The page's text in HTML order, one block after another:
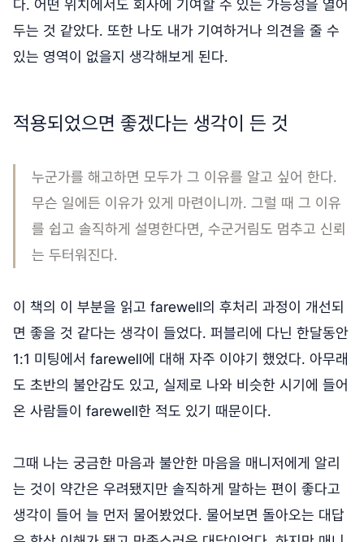
다. 어떤 위치에서도 회사에 기여할 수 있는 가능성을 열어
두는 것 같았다. 또한 나도 내가 기여하거나 의견을 줄 수
있는 영역이 없을지 생각해보게 된다.
적용되었으면 좋겠다는 생각이 든 것
누군가를 해고하면 모두가 그 이유를 알고 싶어 한다.
무슨 일에든 이유가 있게 마련이니까. 그럴 때 그 이유
를 쉽고 솔직하게 설명한다면, 수군거림도 멈추고 신뢰
는 두터워진다.
이 책의 이 부분을 읽고 farewell의 후처리 과정이 개선되
면 좋을 것 같다는 생각이 들었다. 퍼블리에 다닌 한달동안
1:1 미팅에서 farewell에 대해 자주 이야기 했었다. 아무래
도 초반의 불안감도 있고, 실제로 나와 비슷한 시기에 들어
온 사람들이 farewell한 적도 있기 때문이다.
그때 나는 궁금한 마음과 불안한 마음을 매니저에게 알리
는 것이 약간은 우려됐지만 솔직하게 말하는 편이 좋다고
생각이 들어 늘 먼저 물어봤었다. 물어보면 돌아오는 대답